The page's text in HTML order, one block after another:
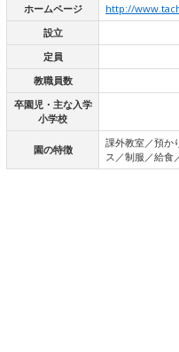
ホームページ
http://
設立
定員
教職員数
卒園児・主な入学
小学校
園の特徴
課外教室／預か
ス／制服／給食